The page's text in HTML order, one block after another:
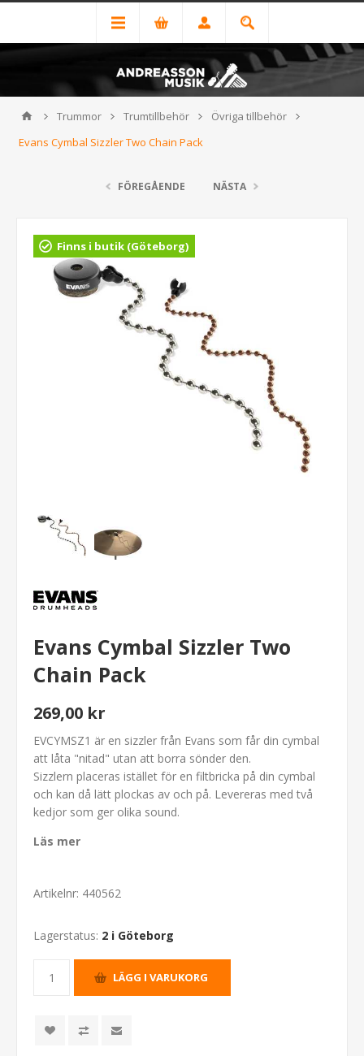
Trummor Trumtillbehör
Övriga tillbehör
Evans Cymbal Sizzler Two Chain Pack
FÖREGÅENDE NÄSTA
Finns i butik (Göteborg)
Evans Cymbal Sizzler Two
Chain Pack
269,00 kr
EVCYMSZ1 är en sizzler från Evans som får din cymbal
att låta "nitad" utan att borra sönder den.
Sizzlern placeras istället för en filtbricka på din cymbal
och kan då lätt plockas av och på. Levereras med två
kedjor som ger olika sound.
Läs mer
Artikelnr: 440562
Lagerstatus: 2 i Göteborg